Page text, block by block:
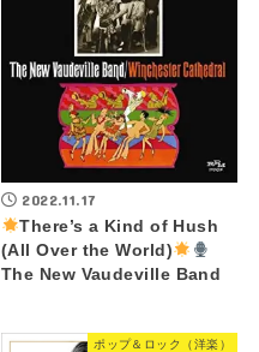
2022.11.17
There’s a Kind of Hush
(All Over the World)
The New Vaudeville Band
ポップ＆ロック（洋楽）